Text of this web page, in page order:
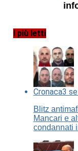
I più letti
Cronaca3
Blitz
Mancari e
condannati